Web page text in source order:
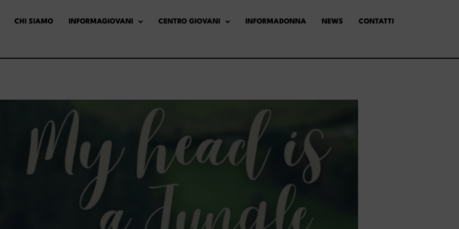
CHI SIAMO INFORMAGIOVANI CENTRO GIOVANI INFORMADONNA NEWS CONTATTI